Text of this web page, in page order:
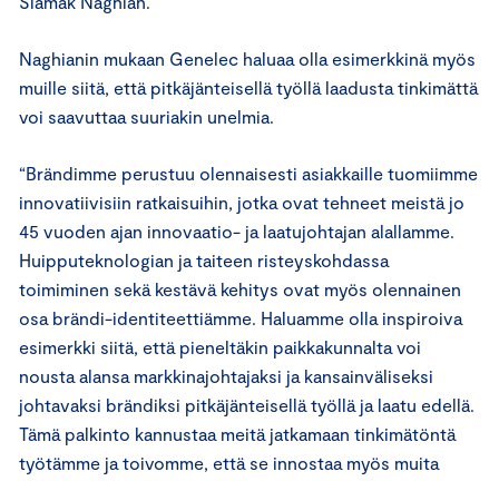
Naghianin mukaan Genelec haluaa olla esimerkkinä myös
muille siitä, että pitkäjänteisellä työllä laadusta tinkimättä
voi saavuttaa suuriakin unelmia.
“Brändimme perustuu olennaisesti asiakkaille tuomiimme
innovatiivisiin ratkaisuihin, jotka ovat tehneet meistä jo
45 vuoden ajan innovaatio- ja laatujohtajan alallamme.
Huipputeknologian ja taiteen risteyskohdassa
toimiminen sekä kestävä kehitys ovat myös olennainen
osa brändi-identiteettiämme. Haluamme olla inspiroiva
esimerkki siitä, että pieneltäkin paikkakunnalta voi
nousta alansa markkinajohtajaksi ja kansainväliseksi
johtavaksi brändiksi pitkäjänteisellä työllä ja laatu edellä.
Tämä palkinto kannustaa meitä jatkamaan tinkimätöntä
työtämme ja toivomme, että se innostaa myös muita